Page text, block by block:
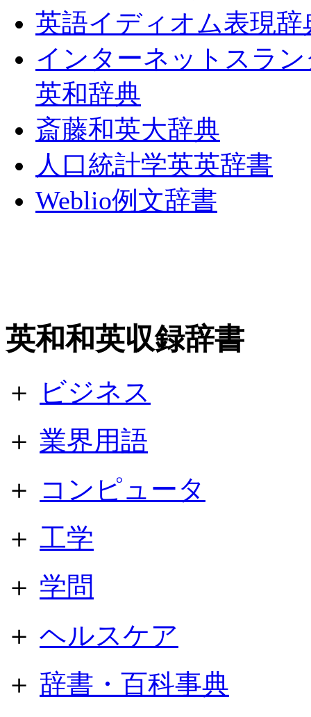
英語イディオム表現辞
インターネットスラ
英和辞典
斎藤和英大辞典
人口統計学英英辞書
Weblio例文辞書
英和和英収録辞書
＋
ビジネス
＋ 業界用語
＋ コンピュータ
＋ 工学
＋ 学問
＋ ヘルスケア
＋ 辞書・百科事典